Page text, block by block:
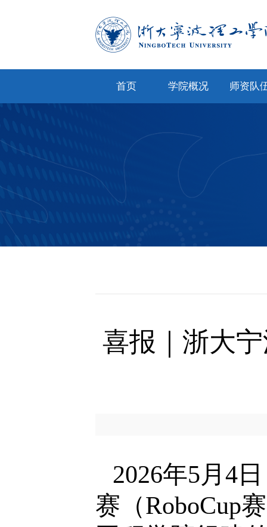
首页 学院概况 师资队
喜报｜浙大
2026年5月4
赛（RoboCup